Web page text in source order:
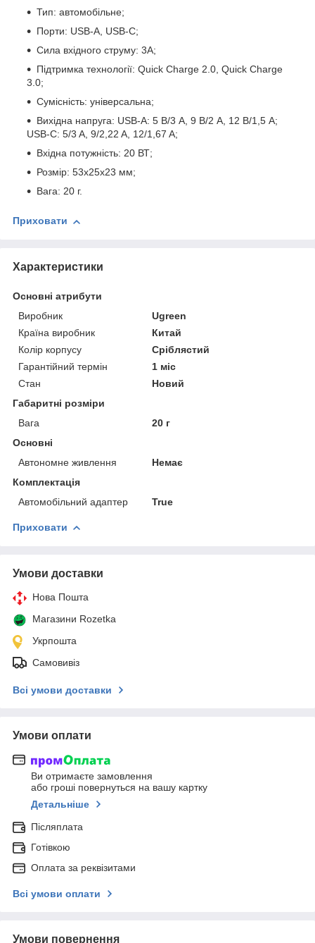
Тип: автомобільне;
Порти: USB-A, USB-C;
Сила вхідного струму: 3А;
Підтримка технології: Quick Charge 2.0, Quick Charge
3.0;
Сумісність: універсальна;
Вихідна напруга: USB-A: 5 В/3 A, 9 В/2 A, 12 В/1,5 A;
USB-C: 5/3 A, 9/2,22 A, 12/1,67 A;
Вхідна потужність: 20 ВТ;
Розмір: 53x25x23 мм;
Вага: 20 г.
Приховати
Характеристики
Основні атрибути
Виробник
Ugreen
Країна виробник
Китай
Колір корпусу
Сріблястий
Гарантійний термін
1 міс
Стан
Новий
Габаритні розміри
Вага
20 г
Основні
Автономне живлення
Немає
Комплектація
Автомобільний адаптер
True
Приховати
Умови доставки
Нова Пошта
Магазини Rozetka
Укрпошта
Самовивіз
Всі умови доставки
Умови оплати
Ви отримаєте замовлення
або гроші повернуться на вашу картку
Детальніше
Післяплата
Готівкою
Оплата за реквізитами
Всі умови оплати
Умови повернення